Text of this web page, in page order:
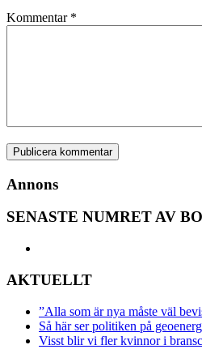
Kommentar *
Annons
SENASTE NUMRET AV
AKTUELLT
”Alla som är nya måste väl
Så här ser politiken på
Visst blir vi fler kvinnor i